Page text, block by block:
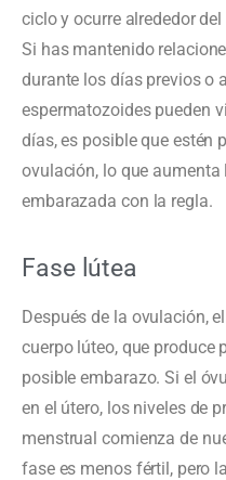
ciclo y ocurre alrededor
Si has mantenido
durante los días previos o
espermatozoides pueden
días, es posible que estén
ovulación, lo que
embarazada con la regla.
Fase lútea
Después de la ovulación,
cuerpo lúteo, que produce
posible embarazo. Si el
en el útero, los niveles de
menstrual comienza de
fase es menos fértil, pero